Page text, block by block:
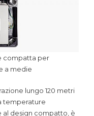
compatta per
a medie
lungo 120 metri
temperature
al design compatto, è